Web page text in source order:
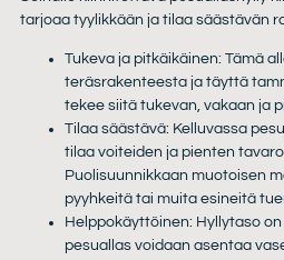
tarjoaa tyylikkään ja tilaa säästävän
Tukeva ja pitkäikäinen: Tämä
teräsrakenteesta ja täyttä
tekee siitä tukevan, vakaan ja
Tilaa säästävä: Kelluvassa
tilaa voiteiden ja pienten
Puolisuunnikkaan muotoisen
pyyhkeitä tai muita esineitä
Helppokäyttöinen: Hyllytaso
pesuallas voidaan asentaa